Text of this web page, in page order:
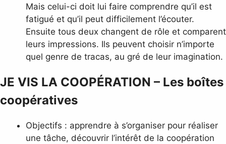
Mais celui-ci doit lui faire comprendre qu’il est
fatigué et qu’il peut difficilement l’écouter.
Ensuite tous deux changent de rôle et comparent
leurs impressions. Ils peuvent choisir n’importe
quel genre de tracas, au gré de leur imagination.
JE VIS LA COOPÉRATION – Les boîtes
coopératives
Objectifs : apprendre à s’organiser pour réaliser
une tâche, découvrir l’intérêt de la coopération